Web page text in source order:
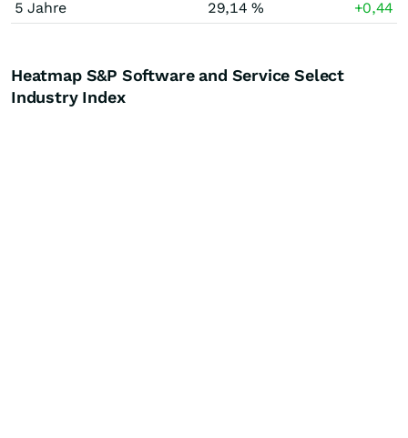
5 Jahre
29,14 % +0,44
Heatmap S&P Software and Service Select
Industry Index